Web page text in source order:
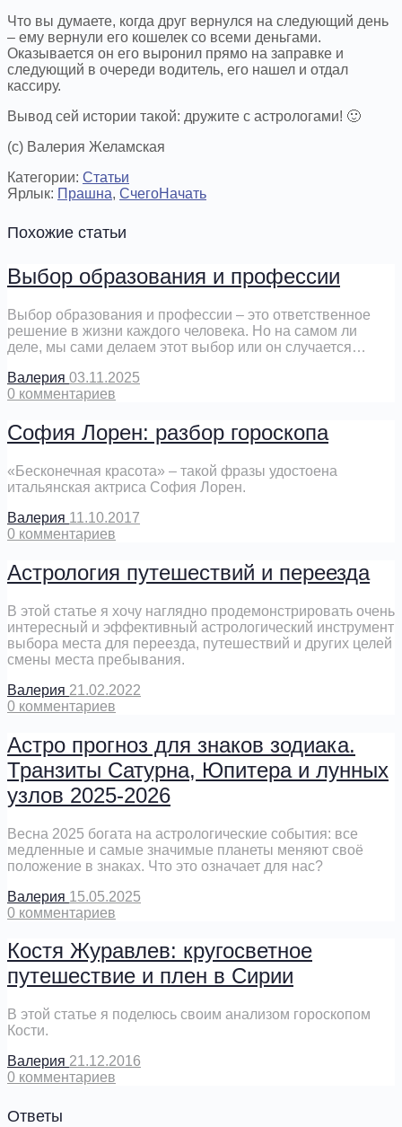
Что вы думаете, когда друг вернулся на следующий день
– ему вернули его кошелек со всеми деньгами.
Оказывается он его выронил прямо на заправке и
следующий в очереди водитель, его нашел и отдал
кассиру.
Вывод сей истории такой: дружите с астрологами! 🙂
(с) Валерия Желамская
Категории: Cтатьи
Ярлык: Прашна, СчегоНачать
Похожие статьи
Выбор образования и профессии
Выбор образования и профессии – это ответственное
решение в жизни каждого человека. Но на самом ли
деле, мы сами делаем этот выбор или он случается…
Валерия 03.11.2025
0 комментариев
София Лорен: разбор гороскопа
«Бесконечная красота» – такой фразы удостоена
итальянская актриса София Лорен.
Валерия 11.10.2017
0 комментариев
Астрология путешествий и переезда
В этой статье я хочу наглядно продемонстрировать очень
интересный и эффективный астрологический инструмент
выбора места для переезда, путешествий и других целей
смены места пребывания.
Валерия 21.02.2022
0 комментариев
Астро прогноз для знаков зодиака.
Транзиты Сатурна, Юпитера и лунных
узлов 2025-2026
Весна 2025 богата на астрологические события: все
медленные и самые значимые планеты меняют своё
положение в знаках. Что это означает для нас?
Валерия 15.05.2025
0 комментариев
Костя Журавлев: кругосветное
путешествие и плен в Сирии
В этой статье я поделюсь своим анализом гороскопом
Кости.
Валерия 21.12.2016
0 комментариев
Ответы